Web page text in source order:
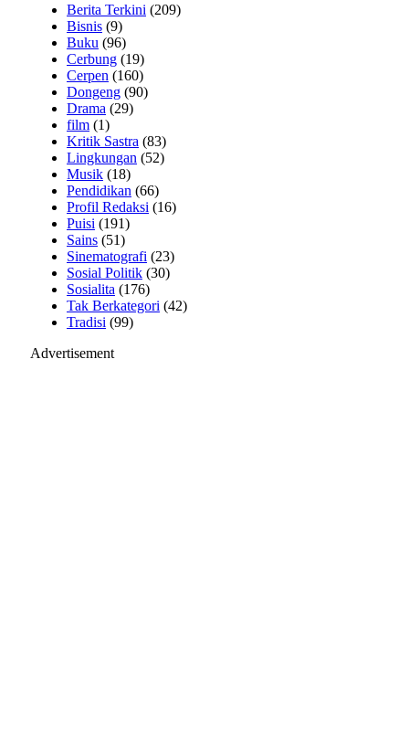
Berita Terkini (209)
Bisnis (9)
Buku (96)
Cerbung (19)
Cerpen (160)
Dongeng (90)
Drama (29)
film (1)
Kritik Sastra (83)
Lingkungan (52)
Musik (18)
Pendidikan (66)
Profil Redaksi (16)
Puisi (191)
Sains (51)
Sinematografi (23)
Sosial Politik (30)
Sosialita (176)
Tak Berkategori (42)
Tradisi (99)
Advertisement